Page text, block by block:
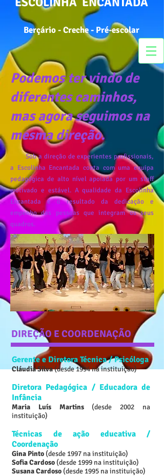
Berçário - Creche - Pré-escolar
Podemos ter vindo de
diferentes caminhos,
mas agora seguimos na
mesma direção.
Sob a direção de experientes profissionais,
a Escolinha Encantada conta com uma equipa
pedagógica de alto nível apoiada por um staff
motivado e estável. A qualidade da Escolinha
Encantada é o resultado da dedicação e
empenho das pessoas que integram os seus
quadros.
DIREÇÃO E COORDENAÇÃO
Gerente e Diretora Técnica / Psicóloga
Cláudia Silva(desde 1994 na instituição)
Diretora Pedagógica / Educadora de
Infância
Maria Luís Martins(desde 2002 na
instituição)
Técnicas de ação educativa /
Coordenação
Gina Pinto (desde 1997 na instituição)
Sofia Cardoso (desde 1999 na instituição)
Susana Cardoso (desde 1995 na instituição)